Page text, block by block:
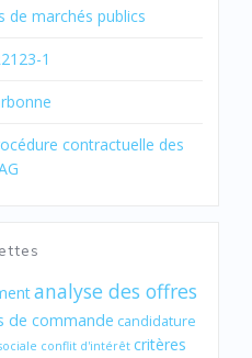
de marchés publics
1
contractuelle des
analyse des offres
de commande candidature
conflit d'intérêt critères